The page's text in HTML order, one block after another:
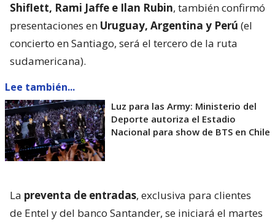
Shiflett, Rami Jaffe e Ilan Rubin, también confirmó
presentaciones en Uruguay, Argentina y Perú (el
concierto en Santiago, será el tercero de la ruta
sudamericana).
Lee también...
Luz para las Army: Ministerio del
Deporte autoriza el Estadio
Nacional para show de BTS en Chile
La preventa de entradas, exclusiva para clientes
de Entel y del banco Santander, se iniciará el martes